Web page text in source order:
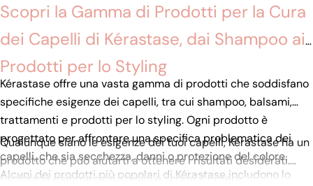
Scopri la Gamma di Prodotti per la Cura
dei Capelli di Kérastase, dai Shampoo ai
Prodotti per lo Styling
Kérastase offre una vasta gamma di prodotti che soddisfano
specifiche esigenze dei capelli, tra cui shampoo, balsami,
trattamenti e prodotti per lo styling. Ogni prodotto è
progettato per affrontare una specifica problematica dei
capelli, che sia secchezza, danni o protezione del colore.
Alcuni dei prodotti più popolari di Kérastase includono lo
Qualunque siano le esigenze dei tuoi capelli, Kérastase ha un
prodotto che può aiutarti a ottenere i risultati desiderati.
Esplora la gamma oggi stesso e scopri il potere